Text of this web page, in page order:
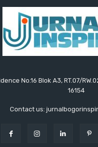
No.16 Blok A3, RT.07/
16154
Contact us: